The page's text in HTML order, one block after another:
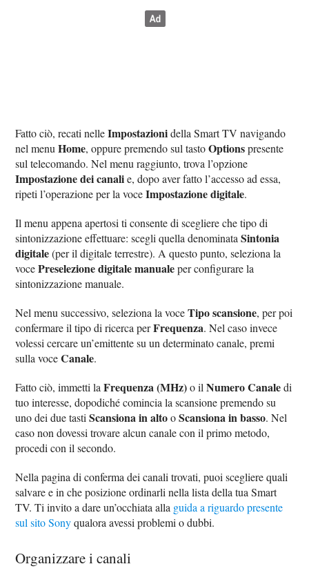
Fatto ciò, recati nelleImpostazionidella Smart TV navigando
nel menuHome, oppure premendo sul tastoOptionspresente
sul telecomando. Nel menu raggiunto, trova l’opzione
Impostazione dei canalie, dopo aver fatto l’accesso ad essa,
ripeti l’operazione per la voceImpostazione digitale.
Il menu appena apertosi ti consente di scegliere che tipo di
sintonizzazione effettuare: scegli quella denominataSintonia
digitale(per il digitale terrestre). A questo punto, seleziona la
vocePreselezione digitale manualeper configurare la
sintonizzazione manuale.
Nel menu successivo, seleziona la voceTipo scansione, per poi
confermare il tipo di ricerca perFrequenza. Nel caso invece
volessi cercare un’emittente su un determinato canale, premi
sulla voceCanale.
Fatto ciò, immetti laFrequenza (MHz)o ilNumero Canaledi
tuo interesse, dopodiché comincia la scansione premendo su
uno dei due tastiScansiona in altooScansiona in basso. Nel
caso non dovessi trovare alcun canale con il primo metodo,
procedi con il secondo.
Nella pagina di conferma dei canali trovati, puoi scegliere quali
salvare e in che posizione ordinarli nella lista della tua Smart
TV. Ti invito a dare un’occhiata alla guida a riguardo presente
sul sito Sonyqualora avessi problemi o dubbi.
Organizzare i canali